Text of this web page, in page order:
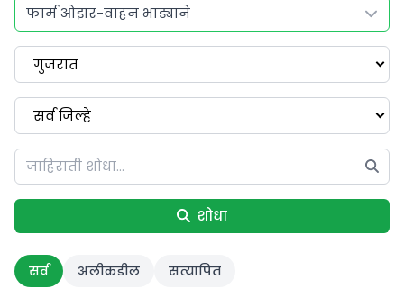
फार्म ओझर-वाहन भाड्याने
गुजरात
सर्व जिल्हे
शोधा
सर्व अलीकडील सत्यापित